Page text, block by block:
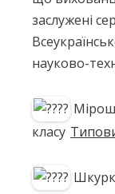
заслужені
науково-
класу